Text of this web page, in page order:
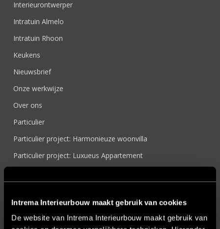
Intrema Interieurbouw maakt gebruik van cookies
De website van Intrema Interieurbouw maakt gebruik van
Interieurontwerper
Intratuin Almelo
Intratuin Rhoon
Keukens
Nieuwsbrief
Onze werkwijze
Over ons
Particulier
Particulier project: Harmonieuze woonvilla
Particulier project: Luxueus Appartement
Particulier project: Stijlvolle Woonvilla
Particulier project: Woonvilla met exclusief maatwerk